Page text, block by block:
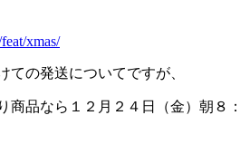
xmas/
ての発送についてですが、
商品なら１２月２４日（金）朝８：